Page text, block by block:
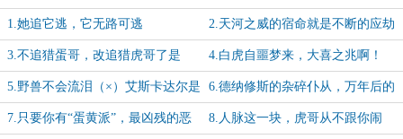
坏透了 旅程
1.她追它逃，它无路可逃 2.天河之威的宿命就是不断的应劫
而生
3.不追猎蛋哥，改追猎虎哥了是
吧？
4.白虎自噩梦来，大喜之兆啊！
5.野兽不会流泪（×）艾斯卡达尔是
无情之兽（√）
6.德纳修斯的杂碎仆从，万年后的
园丁向你们致敬
7.只要你有“蛋黄派”，最凶残的恶 8.人脉这一块，虎哥从不跟你闹